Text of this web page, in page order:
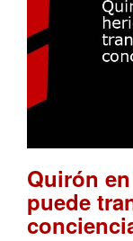
Quirón
puede